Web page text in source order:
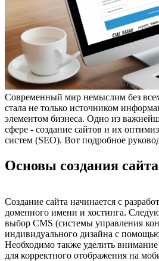
Современный мир немыслим без
стала не только источником
элементом бизнеса. Одно из
сфере - создание сайтов и их
систем (SEO). Вот подробное
Основы создания сайта
Создание сайта начинается с
доменного имени и хостинга.
выбор CMS (системы управления
индивидуального дизайна с
Необходимо также уделить
для корректного отображения на